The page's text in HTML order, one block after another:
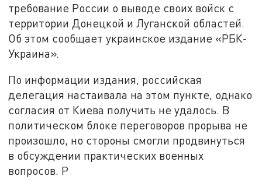
требование России о выводе своих войск с
территории Донецкой и Луганской областей.
Об этом сообщает украинское издание «РБК-
Украина».
По информации издания, российская
делегация настаивала на этом пункте, однако
согласия от Киева получить не удалось. В
политическом блоке переговоров прорыва не
произошло, но стороны смогли продвинуться
в обсуждении практических военных
вопросов. Р